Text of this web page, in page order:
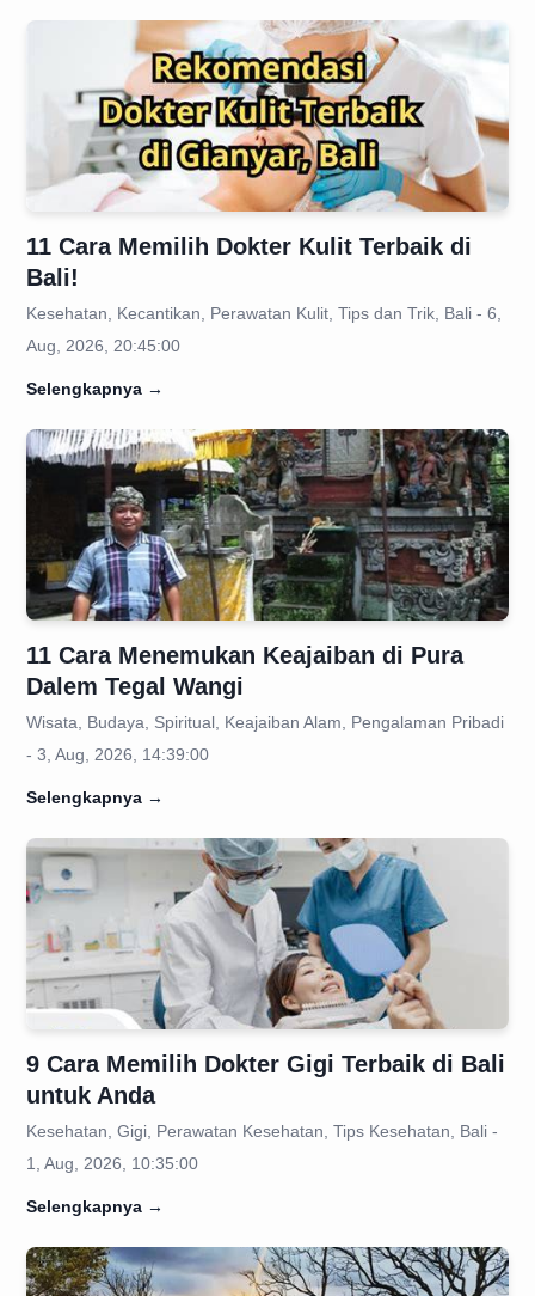
11 Cara Memilih Dokter Kulit Terbaik di
Bali!
Kesehatan, Kecantikan, Perawatan Kulit, Tips dan Trik, Bali - 6,
Aug, 2026, 20:45:00
Selengkapnya →
11 Cara Menemukan Keajaiban di Pura
Dalem Tegal Wangi
Wisata, Budaya, Spiritual, Keajaiban Alam, Pengalaman Pribadi
- 3, Aug, 2026, 14:39:00
Selengkapnya →
9 Cara Memilih Dokter Gigi Terbaik di Bali
untuk Anda
Kesehatan, Gigi, Perawatan Kesehatan, Tips Kesehatan, Bali -
1, Aug, 2026, 10:35:00
Selengkapnya →